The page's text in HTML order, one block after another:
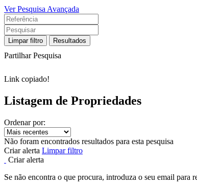
Ver Pesquisa Avançada
Limpar filtro Resultados
Partilhar Pesquisa
Link copiado!
Listagem de Propriedades
Ordenar por:
Não foram encontrados resultados para esta pesquisa
Criar alerta Limpar filtro
Criar alerta
Se não encontra o que procura, introduza o seu email para